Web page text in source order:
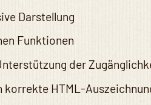
Darstellung
Funktionen
der
HTML-